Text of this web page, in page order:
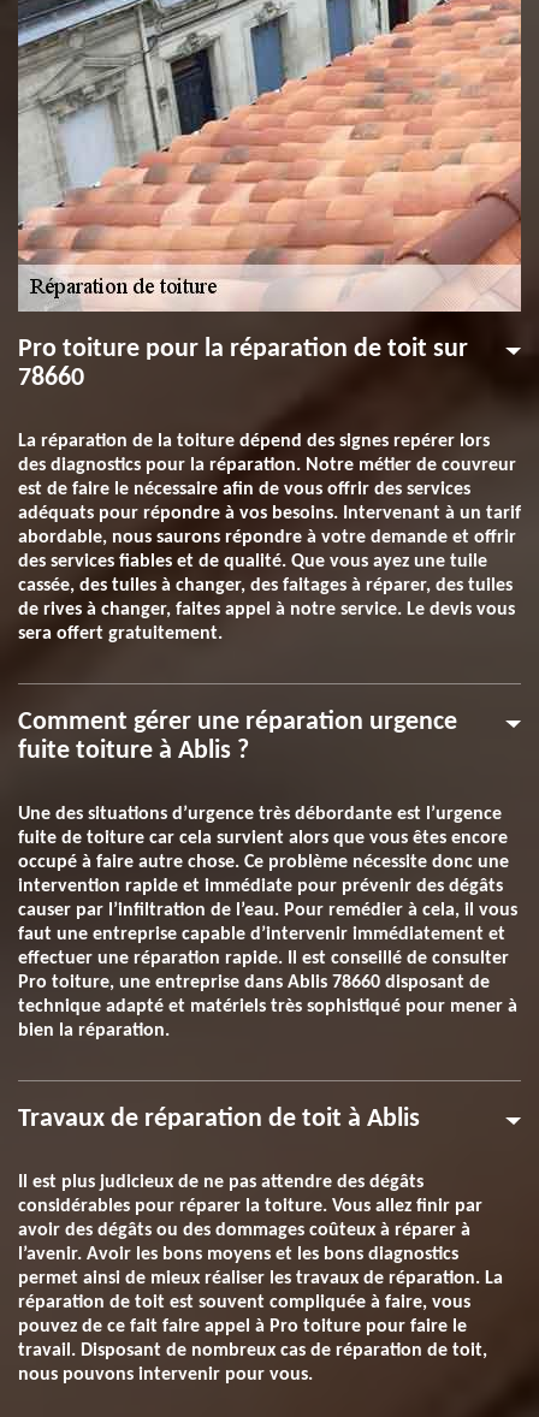
Pro toiture pour la réparation de toit sur
78660
La réparation de la toiture dépend des signes repérer lors
des diagnostics pour la réparation. Notre métier de couvreur
est de faire le nécessaire afin de vous offrir des services
adéquats pour répondre à vos besoins. Intervenant à un tarif
abordable, nous saurons répondre à votre demande et offrir
des services fiables et de qualité. Que vous ayez une tuile
cassée, des tuiles à changer, des faitages à réparer, des tuiles
de rives à changer, faites appel à notre service. Le devis vous
sera offert gratuitement.
Comment gérer une réparation urgence
fuite toiture à Ablis ?
Une des situations d’urgence très débordante est l’urgence
fuite de toiture car cela survient alors que vous êtes encore
occupé à faire autre chose. Ce problème nécessite donc une
intervention rapide et immédiate pour prévenir des dégâts
causer par l’infiltration de l’eau. Pour remédier à cela, il vous
faut une entreprise capable d’intervenir immédiatement et
effectuer une réparation rapide. Il est conseillé de consulter
Pro toiture, une entreprise dans Ablis 78660 disposant de
technique adapté et matériels très sophistiqué pour mener à
bien la réparation.
Travaux de réparation de toit à Ablis
Il est plus judicieux de ne pas attendre des dégâts
considérables pour réparer la toiture. Vous allez finir par
avoir des dégâts ou des dommages coûteux à réparer à
l’avenir. Avoir les bons moyens et les bons diagnostics
permet ainsi de mieux réaliser les travaux de réparation. La
réparation de toit est souvent compliquée à faire, vous
pouvez de ce fait faire appel à Pro toiture pour faire le
travail. Disposant de nombreux cas de réparation de toit,
nous pouvons intervenir pour vous.